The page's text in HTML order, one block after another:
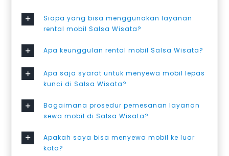
Siapa yang bisa menggunakan layanan
rental mobil Salsa Wisata?
Apa keunggulan rental mobil Salsa Wisata?
Apa saja syarat untuk menyewa mobil lepas
kunci di Salsa Wisata?
Bagaimana prosedur pemesanan layanan
sewa mobil di Salsa Wisata?
Apakah saya bisa menyewa mobil ke luar
kota?